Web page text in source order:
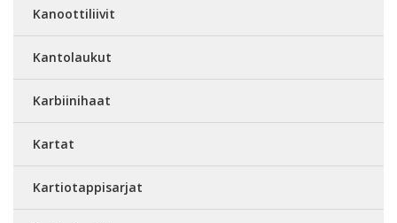
Kanoottiliivit
Kantolaukut
Karbiinihaat
Kartat
Kartiotappisarjat